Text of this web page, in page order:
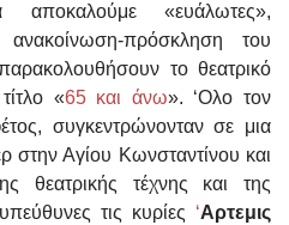
«ευάλωτες»,
πρόσκληση του
το θεατρικό
«65 και άνω». ‘Ολο τον
συγκεντρώνονταν σε μια
στην Αγίου Κωνσταντίνου και
θεατρικής τέχνης και της
τις κυρίες ‘Αρτεμις